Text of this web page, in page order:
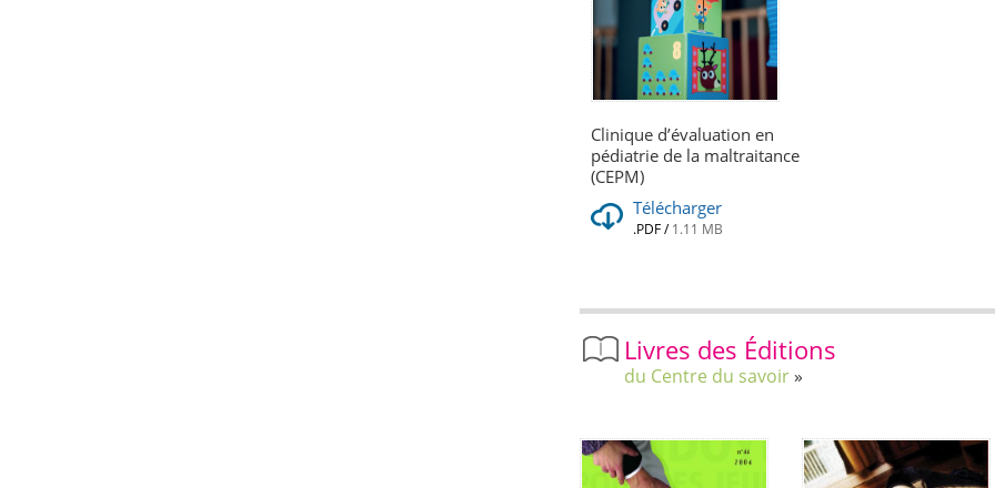
Clinique d’évaluation en
pédiatrie de la maltraitance
(CEPM)
Télécharger
.PDF/1.11 MB
Livres des Éditions
du Centre du savoir